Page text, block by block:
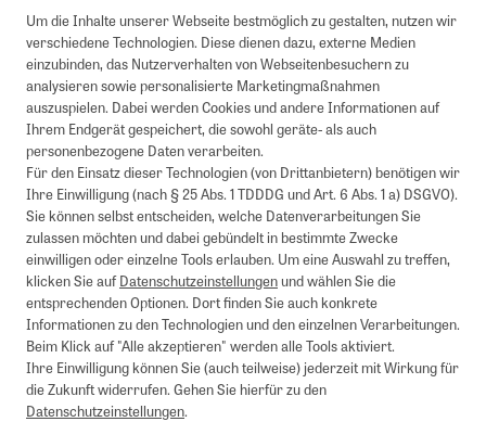
Um die Inhalte unserer Webseite bestmöglich zu gestalten, nutzen wir
verschiedene Technologien. Diese dienen dazu, externe Medien
einzubinden, das Nutzerverhalten von Webseitenbesuchern zu
analysieren sowie personalisierte Marketingmaßnahmen
auszuspielen. Dabei werden Cookies und andere Informationen auf
Ihrem Endgerät gespeichert, die sowohl geräte- als auch
personenbezogene Daten verarbeiten.
Für den Einsatz dieser Technologien (von Drittanbietern) benötigen wir
Ihre Einwilligung (nach § 25 Abs. 1 TDDDG und Art. 6 Abs. 1 a) DSGVO).
Sie können selbst entscheiden, welche Datenverarbeitungen Sie
zulassen möchten und dabei gebündelt in bestimmte Zwecke
einwilligen oder einzelne Tools erlauben. Um eine Auswahl zu treffen,
klicken Sie aufDatenschutzeinstellungenund wählen Sie die
entsprechenden Optionen. Dort finden Sie auch konkrete
Informationen zu den Technologien und den einzelnen Verarbeitungen.
Beim Klick auf "Alle akzeptieren" werden alle Tools aktiviert.
Ihre Einwilligung können Sie (auch teilweise) jederzeit mit Wirkung für
die Zukunft widerrufen. Gehen Sie hierfür zu den
Datenschutzeinstellungen.